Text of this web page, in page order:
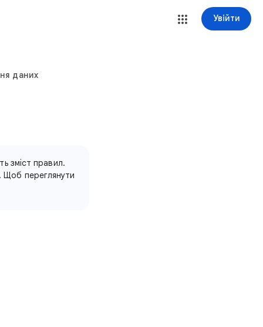
Увійти
даних
зміст правил.
Щоб переглянути